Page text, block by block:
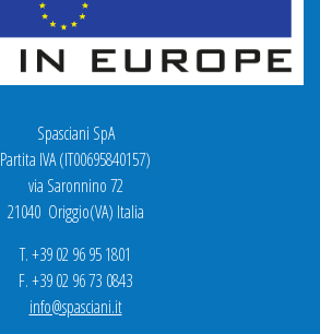
Spasciani SpA
Partita IVA (IT00695840157)
via Saronnino 72
21040 Origgio(VA) Italia
T. +39 02 96 95 1801
F. +39 02 96 73 0843
info@spasciani.it